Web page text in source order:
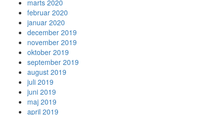
marts 2020
februar 2020
januar 2020
december 2019
november 2019
oktober 2019
september 2019
august 2019
juli 2019
juni 2019
maj 2019
april 2019